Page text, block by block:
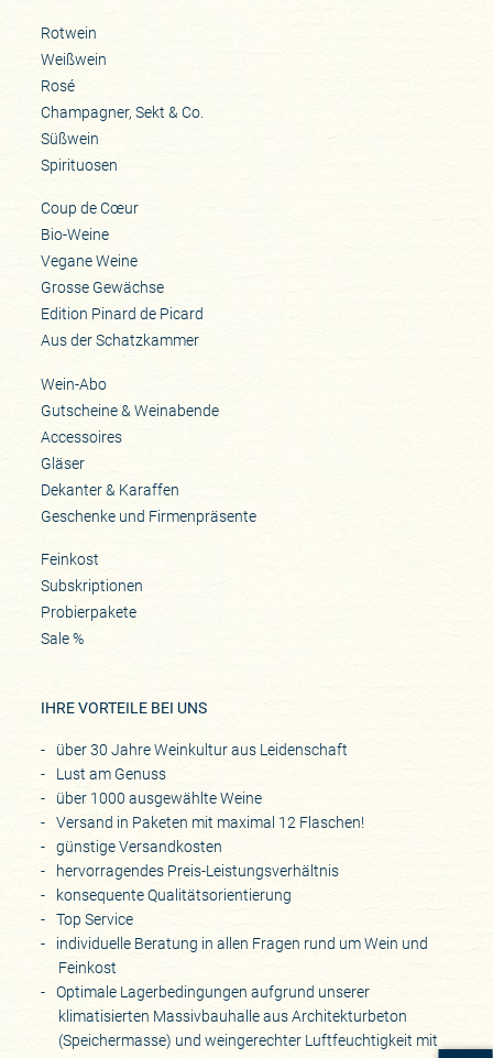
Rotwein
Weißwein
Rosé
Champagner, Sekt & Co.
Süßwein
Spirituosen
Coup de Cœur
Bio-Weine
Vegane Weine
Grosse Gewächse
Edition Pinard de Picard
Aus der Schatzkammer
Wein-Abo
Gutscheine & Weinabende
Accessoires
Gläser
Dekanter & Karaffen
Geschenke und Firmenpräsente
Feinkost
Subskriptionen
Probierpakete
Sale %
IHRE VORTEILE BEI UNS
über 30 Jahre Weinkultur aus Leidenschaft
Lust am Genuss
über 1000 ausgewählte Weine
Versand in Paketen mit maximal 12 Flaschen!
günstige Versandkosten
hervorragendes Preis-Leistungsverhältnis
konsequente Qualitätsorientierung
Top Service
individuelle Beratung in allen Fragen rund um Wein und
Feinkost
Optimale Lagerbedingungen aufgrund unserer
klimatisierten Massivbauhalle aus Architekturbeton
(Speichermasse) und weingerechter Luftfeuchtigkeit mit